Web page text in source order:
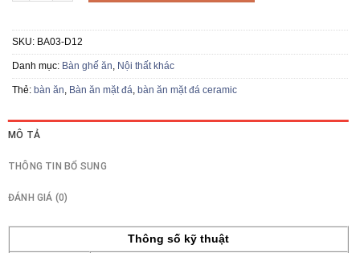
SKU: BA03-D12
Danh mục: Bàn ghế ăn, Nội thất khác
Thẻ: bàn ăn, Bàn ăn mặt đá, bàn ăn mặt đá ceramic
MÔ TẢ
THÔNG TIN BỔ SUNG
ĐÁNH GIÁ (0)
Thông số kỹ thuật